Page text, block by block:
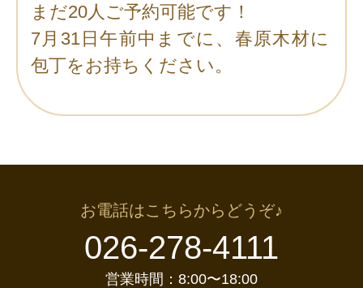
まだ20人ご予約可能です！
7月31日午前中までに、春原木材に
包丁をお持ちください。
お電話はこちらからどうぞ♪
026-278-4111
営業時間：8:00〜18:00